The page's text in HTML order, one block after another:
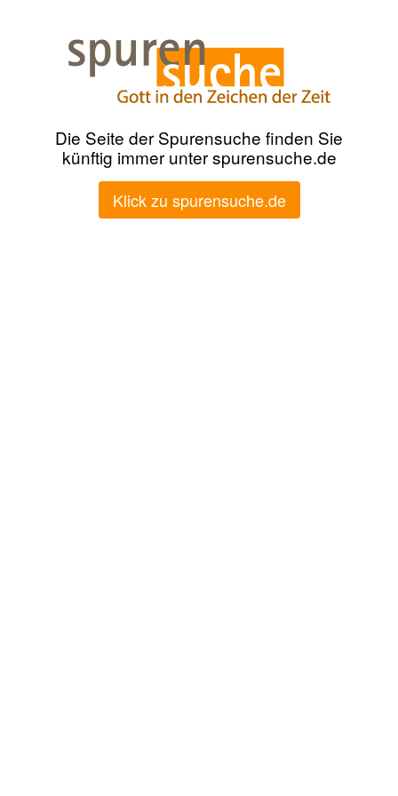
Die Seite der Spurensuche finden Sie
künftig immer unter spurensuche.de
Klick zu spurensuche.de